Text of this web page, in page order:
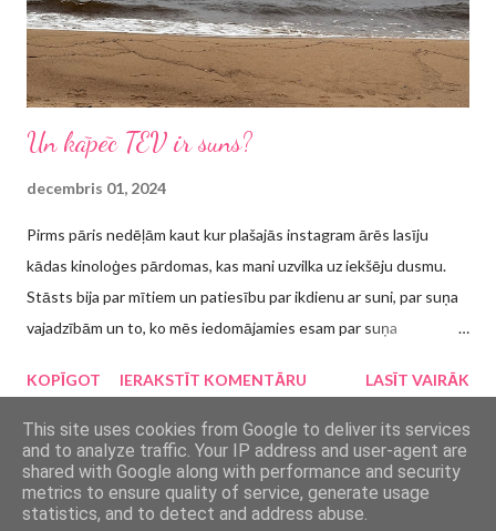
Un kāpēc TEV ir suns?
decembris 01, 2024
Pirms pāris nedēļām kaut kur plašajās instagram ārēs lasīju
kādas kinoloģes pārdomas, kas mani uzvilka uz iekšēju dusmu.
Stāsts bija par mītiem un patiesību par ikdienu ar suni, par suņa
vajadzībām un to, ko mēs iedomājamies esam par suņa
piekritu, tomēr ne pilnībā visam, un visvairāk es nepiekritu
apgalvojumam, kas īsumā ir šādi formulējams: mīts ir tas, ka
visiem suņiem ir nepieciešamas regulāras divreiz dienā veicamas
pastaigas, jo reaktīviem suņiem var būt trokšņi vai citi apstākļi,
kas nerada prieku, bet biedējot bailes tikai pastiprina. Ilgi par šo
KOPĪGOT IERAKSTĪT KOMENTĀRU LASĪT VAIRĀK
Nodrošina Blogger
This site uses cookies from Google to deliver its services
and to analyze traffic. Your IP address and user-agent are
shared with Google along with performance and security
metrics to ensure quality of service, generate usage
statistics, and to detect and address abuse.